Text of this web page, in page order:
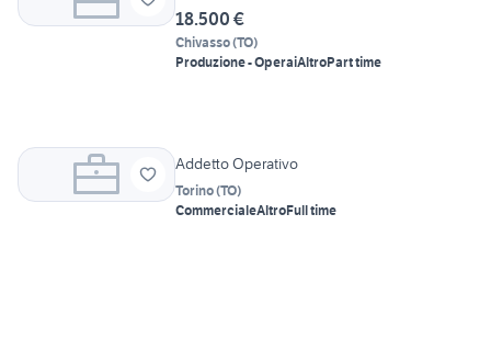
18.500 €
Chivasso(TO)
Produzione - OperaiAltroPart time
Addetto Operativo
Torino(TO)
CommercialeAltroFull time